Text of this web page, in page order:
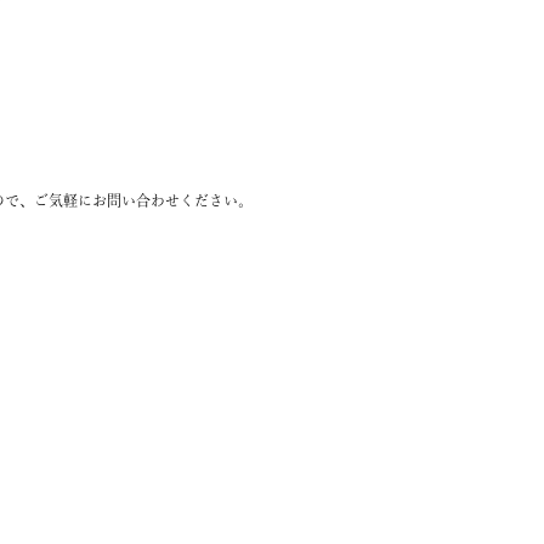
、ご気軽にお問い合わせください。